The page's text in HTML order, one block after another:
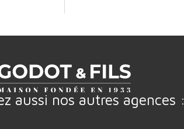
aussi nos autres agences :